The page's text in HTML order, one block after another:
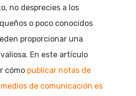
no desprecies a los
o poco conocidos
proporcionar una
En este artículo
cómo publicar notas de
de comunicación es